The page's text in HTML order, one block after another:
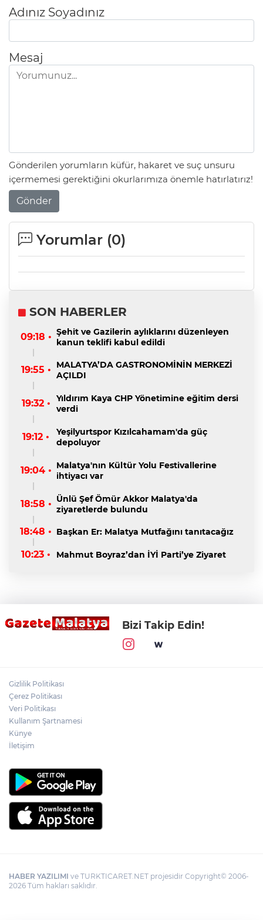
Adınız Soyadınız
Mesaj
Gönderilen yorumların küfür, hakaret ve suç unsuru
içermemesi gerektiğini okurlarımıza önemle hatırlatırız!
Gönder
Yorumlar (0)
SON HABERLER
09:18 • Şehit ve Gazilerin aylıklarını düzenleyen
kanun teklifi kabul edildi
19:55 •
MALATYA’DA GASTRONOMİNİN MERKEZİ
AÇILDI
19:32 •
Yıldırım Kaya CHP Yönetimine eğitim dersi
verdi
19:12 •
Yeşilyurtspor Kızılcahamam'da güç
depoluyor
19:04 • Malatya'nın Kültür Yolu Festivallerine
ihtiyacı var
18:58 • Ünlü Şef Ömür Akkor Malatya'da
ziyaretlerde bulundu
18:48 • Başkan Er: Malatya Mutfağını tanıtacağız
10:23 • Mahmut Boyraz’dan İYİ Parti’ye Ziyaret
Bizi Takip Edin!
Gizlilik Politikası
Çerez Politikası
Veri Politikası
Kullanım Şartnamesi
Künye
İletişim
HABER YAZILIMI ve TURKTICARET.NET projesidir Copyright© 2006-
2026 Tüm hakları saklıdır.